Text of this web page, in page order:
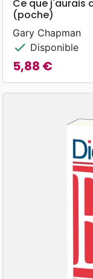
Ce que j'aurais
(poche)
Gary Chapman
check Disponible
Prix
5,88 €